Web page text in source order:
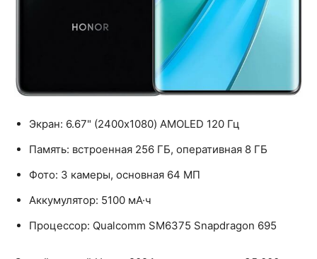
Экран: 6.67" (2400x1080) AMOLED 120 Гц
Память: встроенная 256 ГБ, оперативная 8 ГБ
Фото: 3 камеры, основная 64 МП
Аккумулятор: 5100 мА·ч
Процессор: Qualcomm SM6375 Snapdragon 695